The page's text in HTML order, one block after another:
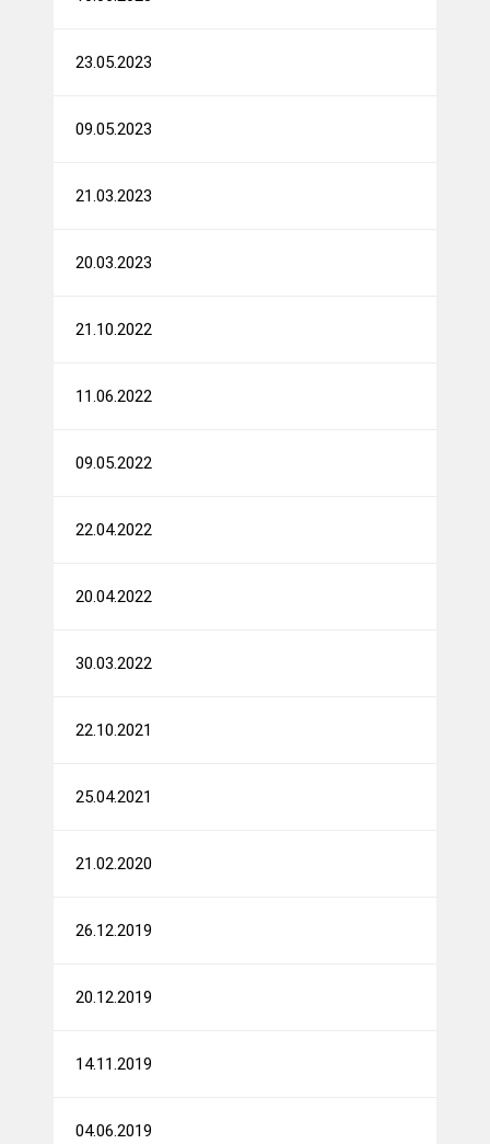
23.05.2023
09.05.2023
21.03.2023
20.03.2023
21.10.2022
11.06.2022
09.05.2022
22.04.2022
20.04.2022
30.03.2022
22.10.2021
25.04.2021
21.02.2020
26.12.2019
20.12.2019
14.11.2019
04.06.2019